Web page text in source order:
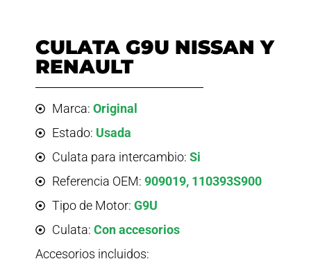
CULATA G9U NISSAN Y
RENAULT
Marca: Original
Estado: Usada
Culata para intercambio: Si
Referencia OEM: 909019, 110393S900
Tipo de Motor: G9U
Culata: Con accesorios
Accesorios incluidos: